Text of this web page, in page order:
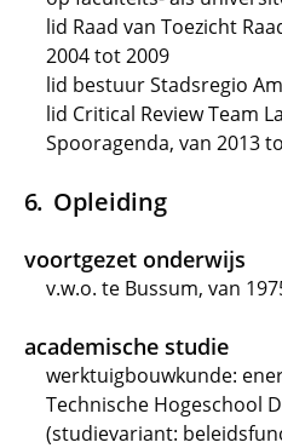
lid Raad van Toezicht
2004 tot 2009
lid bestuur Stadsregio
lid Critical Review Team
Spooragenda, van 2013
Opleiding
voortgezet onderwijs
v.w.o. te Bussum, van
academische studie
werktuigbouwkunde:
Technische Hogeschool
(studievariant: